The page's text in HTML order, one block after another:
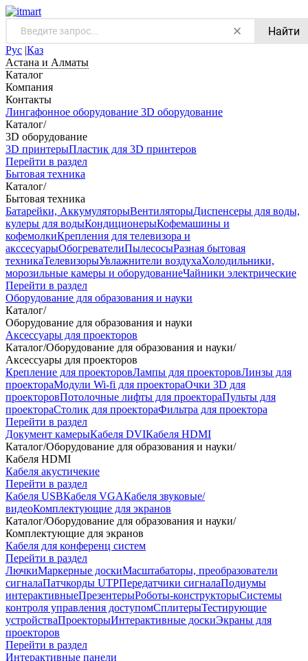
Найти
Рус |Қаз
Астана и Алматы
Каталог
Компания
Контакты
Лингафонное оборудование 3D оборудование
Каталог/
3D оборудование
3D принтерыПластик для 3D принтеров
Перейти в раздел
Бытовая техника
Каталог/
Бытовая техника
Батарейки, АккумуляторыВентиляторыДиспенсеры для воды,
кулеры для водыКондиционерыКофемашины и
кофемолкиКрепления для телевизора и
акссесуарыОбогревателиПылесосыРазная бытовая
техникаТелевизорыУвлажнители воздухаХолодильники,
морозильные камеры и оборудованиеЧайники электрические
Перейти в раздел
Оборудование для образования и науки
Каталог/
Оборудование для образования и науки
Аксессуары для проекторов
Каталог/Оборудование для образования и науки/
Аксессуары для проекторов
Крепление для проекторовЛампы для проекторовЛинзы для
проектораМодули Wi-fi для проектораОчки 3D для
проекторовПотолочные лифты для проектораПульты для
проектораСтолик для проектораФильтра для проектора
Перейти в раздел
Документ камерыКабеля DVIКабеля HDMI
Каталог/Оборудование для образования и науки/
Кабеля HDMI
Кабеля акустичекие
Перейти в раздел
Кабеля USBКабеля VGAКабеля звуковые/
видеоКомплектующие для экранов
Каталог/Оборудование для образования и науки/
Комплектующие для экранов
Кабеля для конференц систем
Перейти в раздел
ЛючкиМаркерные доскиМасштабаторы, преобразователи
сигналаПатчкорды UTPПередатчики сигналаПодиумы
интерактивныеПрезентерыРоботы-конструкторыСистемы
контроля управления доступомСплитерыТестирующие
устройстваПроекторыИнтерактивные доскиЭкраны для
проекторов
Перейти в раздел
Интерактивные панели